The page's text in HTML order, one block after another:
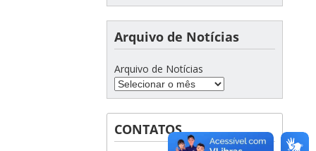
Arquivo de Notícias
Arquivo de Notícias
CONTATOS